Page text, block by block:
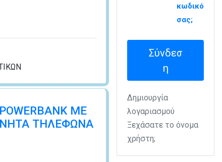
ΜΕ
ΤΗΛΕΦΩΝΑ
κωδικό
σας;
Σύνδεσ
η
Δημιουργία
λογαριασμού
Ξεχάσατε το όνομα
χρήστη;